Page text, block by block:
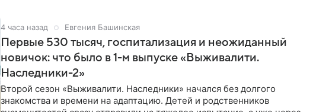
4 часа назад Евгения Башинская
Первые 530 тысяч, госпитализация и неожиданный
новичок: что было в 1-м выпуске «Выживалити.
Наследники-2»
Второй сезон «Выживалити. Наследники» начался без долгого
знакомства и времени на адаптацию. Детей и родственников